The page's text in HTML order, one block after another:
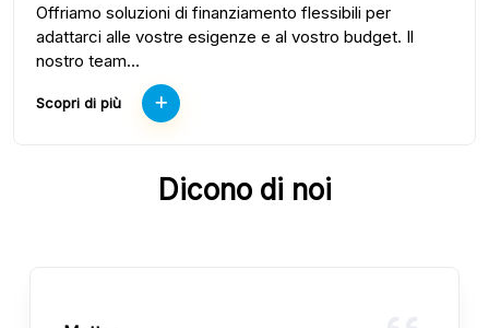
Offriamo soluzioni di finanziamento flessibili per
adattarci alle vostre esigenze e al vostro budget. Il
nostro team...
Scopri di più
Dicono di noi